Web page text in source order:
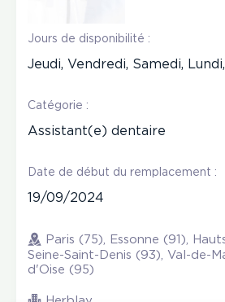
Jours de disponibilité :
Jeudi, Vendredi, Samedi,
Catégorie :
Assistant(e) dentaire
Date de début du remplacement :
19/09/2024
Paris (75), Essonne (91),
Seine-Saint-Denis (93), Val-de-
d'Oise (95)